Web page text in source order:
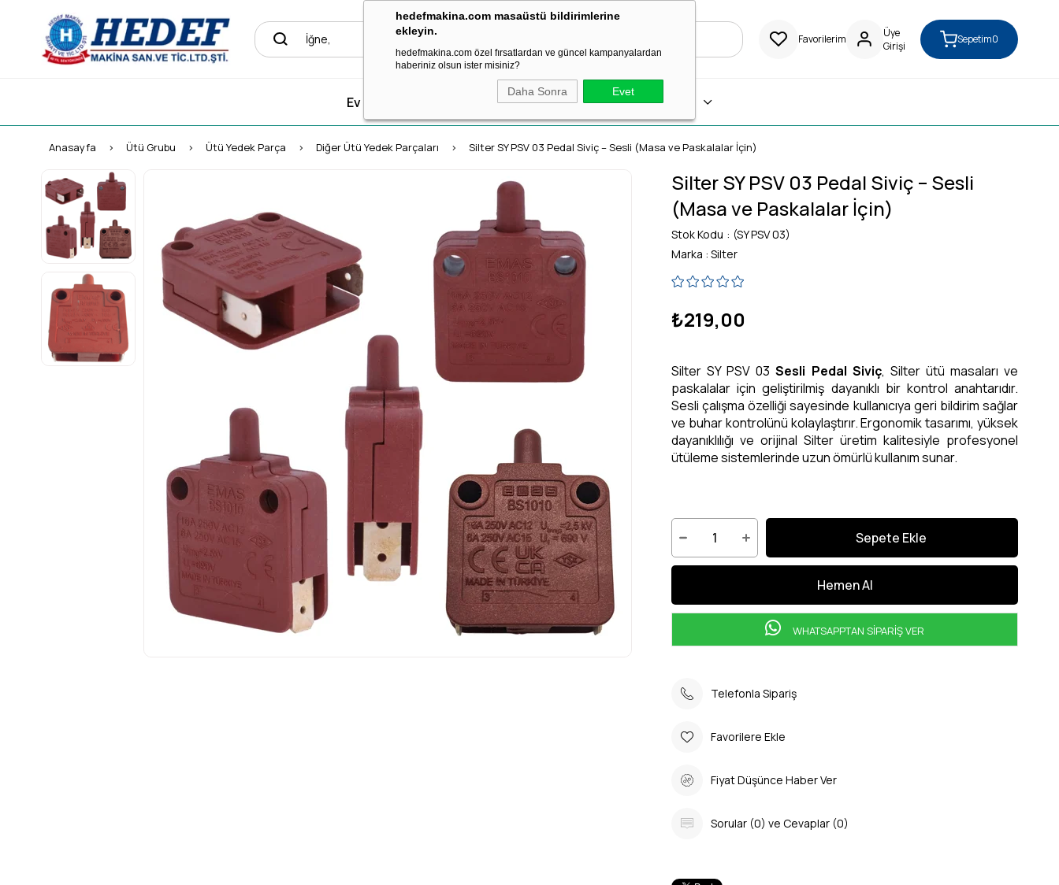
hedefmakina.com masaüstü bildirimlerine
ekleyin.
hedefmakina.com özel fırsatlardan ve güncel kampanyalardan
haberiniz olsun ister misiniz?
Daha Sonra Evet
Favorilerim
Üye
Girişi
Sepetim0
Ev Tipi Dikiş Makineleri Dikiş Aksesuar & Sarf Ütü Grubu
Anasayfa Ütü Grubu Ütü Yedek Parça Diğer Ütü Yedek Parçaları Silter SY PSV 03 Pedal Siviç – Sesli (Masa ve Paskalalar İçin)
Silter SY PSV 03 Pedal Siviç – Sesli
(Masa ve Paskalalar İçin)
Stok Kodu
(SY PSV 03)
Marka : Silter
₺219,00
Silter SY PSV 03Sesli Pedal Siviç, Silter ütü masaları ve
paskalalar için geliştirilmiş dayanıklı bir kontrol anahtarıdır.
Sesli çalışma özelliği sayesinde kullanıcıya geri bildirim sağlar
ve buhar kontrolünü kolaylaştırır. Ergonomik tasarımı, yüksek
dayanıklılığı ve orijinal Silter üretim kalitesiyle profesyonel
ütüleme sistemlerinde uzun ömürlü kullanım sunar.
WHATSAPPTAN SİPARİŞ VER
Telefonla Sipariş
Favorilere Ekle
Fiyat Düşünce Haber Ver
Sorular (0) ve Cevaplar (0)